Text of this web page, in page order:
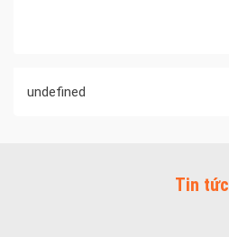
undefined
Tin tức